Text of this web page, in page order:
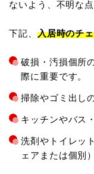
ないよう、不明な
下記、 入居時のチ
破損・汚損個所
際に重要です。
掃除やゴミ出し
キッチンやバス
洗剤やトイレッ
ェアまたは個別）